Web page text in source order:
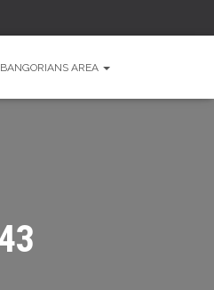
BANGORIANS AREA